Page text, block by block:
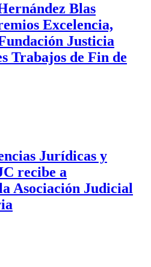
Blas
Excelencia,
Justicia
Trabajos de Fin de
Jurídicas y
recibe a
Asociación Judicial